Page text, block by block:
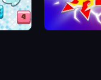
Blade Merge